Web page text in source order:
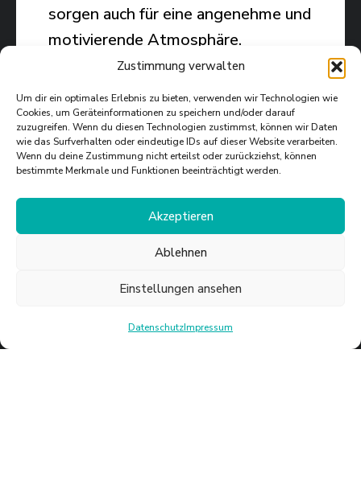
Zustimmung verwalten
Um dir ein optimales Erlebnis zu bieten, verwenden wir Technologien wie
Cookies, um Geräteinformationen zu speichern und/oder darauf
zuzugreifen. Wenn du diesen Technologien zustimmst, können wir Daten
wie das Surfverhalten oder eindeutige IDs auf dieser Website verarbeiten.
Wenn du deine Zustimmung nicht erteilst oder zurückziehst, können
bestimmte Merkmale und Funktionen beeinträchtigt werden.
Akzeptieren
Ablehnen
Einstellungen ansehen
DatenschutzImpressum
sorgen auch für eine angenehme und
motivierende Atmosphäre.
Wir schätzen Uygar für seine
langjährige Erfahrung, seine große
Fachkompetenz und seine
ansteckende Begeisterung, die
unsere Kunden immer wieder aufs
Neue inspiriert und begeistert.